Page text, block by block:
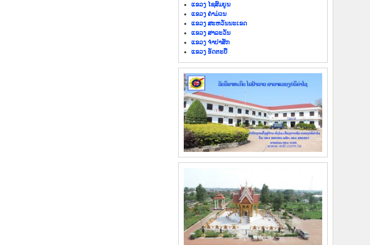
ແຂວງ ໄຊສົມບູນ
ແຂວງ ຄຳມ່ວນ
ແຂວງ ສະຫວັນນະເຂດ
ແຂວງ ສາລະວັນ
ແຂວງ ຈຳປາສັກ
ແຂວງ ອັດຕະປື